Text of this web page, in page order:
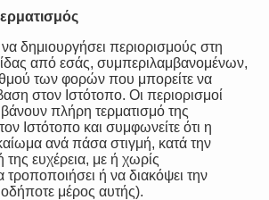
δημιουργήσει περιορισμούς στη
από εσάς, συμπεριλαμβανομένων,
των φορών που μπορείτε να
στον Ιστότοπο. Οι περιορισμοί
πλήρη τερματισμό της
Ιστότοπο και συμφωνείτε ότι η
ανά πάσα στιγμή, κατά την
της ευχέρεια, με ή χωρίς
ή να διακόψει την
μέρος αυτής).